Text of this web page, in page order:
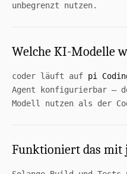
unbegrenzt nutzen.
Welche KI-Modelle
coder läuft auf pi
Agent konfigurierbar —
Modell nutzen als der
Funktioniert das mit